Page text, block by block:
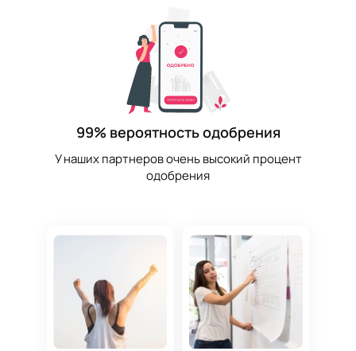
99% вероятность одобрения
У наших партнеров очень высокий процент
одобрения